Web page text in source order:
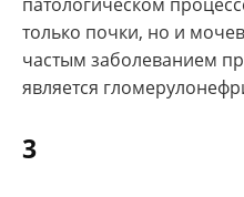
патологическом
только почки, но и
частым заболеванием
является
3